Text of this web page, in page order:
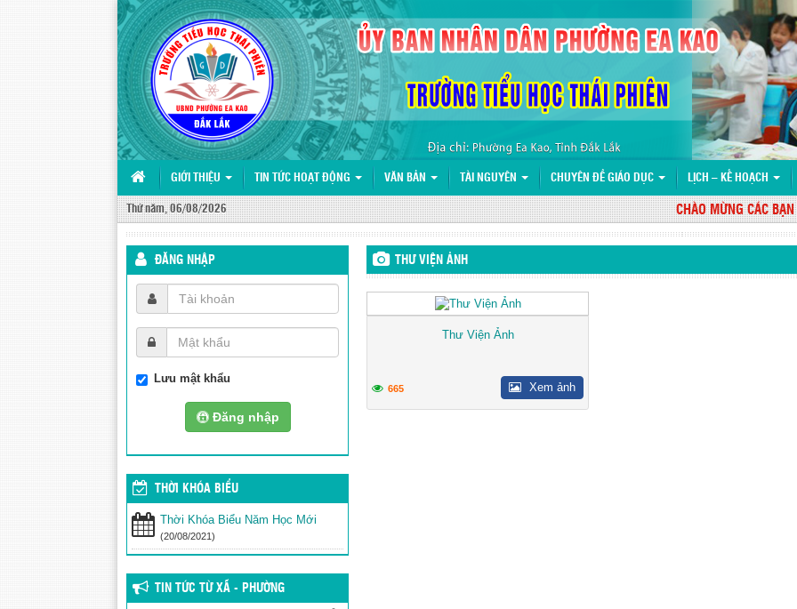
GIỚI THIỆU TIN TỨC HOẠT ĐỘNG VĂN BẢN TÀI NGUYÊN CHUYÊN ĐỀ GIÁO DỤC LỊCH – KẾ HOẠCH
Thứ năm, 06/08/2026 CHÀO MỪNG CÁC BẠN
THƯ VIỆN ẢNH
Thư Viện Ảnh
665 Xem ảnh
ĐĂNG NHẬP
Lưu mật khẩu
Đăng nhập
THỜI KHÓA BIỂU
Thời Khóa Biểu Năm Học Mới
(20/08/2021)
TIN TỨC TỪ XÃ - PHƯỜNG